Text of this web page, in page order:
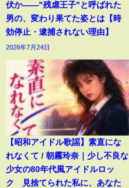
伏か――"残虐王子"と呼ばれた
男の、変わり果てた姿とは【時
効停止・逮捕されない理由】
2026年7月24日
【昭和アイドル歌謡】素直にな
れなくて / 朝霧玲奈｜少し不良な
少女の80年代風アイドルロッ
ク 見捨てられた私に、あなた